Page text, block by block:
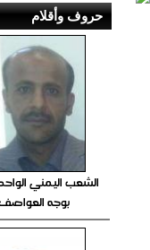
حروف وأقلام
الشعب اليمني
بوجه